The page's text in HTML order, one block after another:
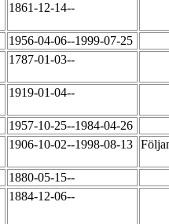
1861-12-14--
1956-04-06--1999-07-25
1787-01-03--
1919-01-04--
1957-10-25--1984-04-26
1906-10-02--1998-08-13
1880-05-15--
1884-12-06--